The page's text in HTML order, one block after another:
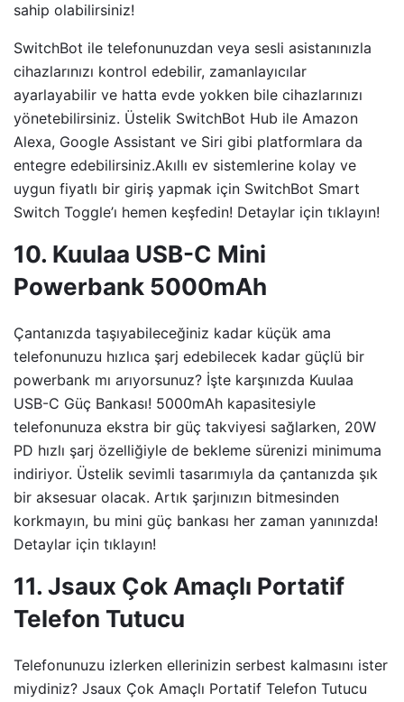
sahip olabilirsiniz!
SwitchBot ile telefonunuzdan veya sesli asistanınızla
cihazlarınızı kontrol edebilir, zamanlayıcılar
ayarlayabilir ve hatta evde yokken bile cihazlarınızı
yönetebilirsiniz. Üstelik SwitchBot Hub ile Amazon
Alexa, Google Assistant ve Siri gibi platformlara da
entegre edebilirsiniz.Akıllı ev sistemlerine kolay ve
uygun fiyatlı bir giriş yapmak için SwitchBot Smart
Switch Toggle’ı hemen keşfedin! Detaylar için tıklayın!
10. Kuulaa USB-C Mini
Powerbank 5000mAh
Çantanızda taşıyabileceğiniz kadar küçük ama
telefonunuzu hızlıca şarj edebilecek kadar güçlü bir
powerbank mı arıyorsunuz? İşte karşınızda Kuulaa
USB-C Güç Bankası! 5000mAh kapasitesiyle
telefonunuza ekstra bir güç takviyesi sağlarken, 20W
PD hızlı şarj özelliğiyle de bekleme sürenizi minimuma
indiriyor. Üstelik sevimli tasarımıyla da çantanızda şık
bir aksesuar olacak. Artık şarjınızın bitmesinden
korkmayın, bu mini güç bankası her zaman yanınızda!
Detaylar için tıklayın!
11. Jsaux Çok Amaçlı Portatif
Telefon Tutucu
Telefonunuzu izlerken ellerinizin serbest kalmasını ister
miydiniz? Jsaux Çok Amaçlı Portatif Telefon Tutucu